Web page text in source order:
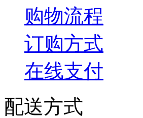
购物流程
订购方式
在线支付
配送方式